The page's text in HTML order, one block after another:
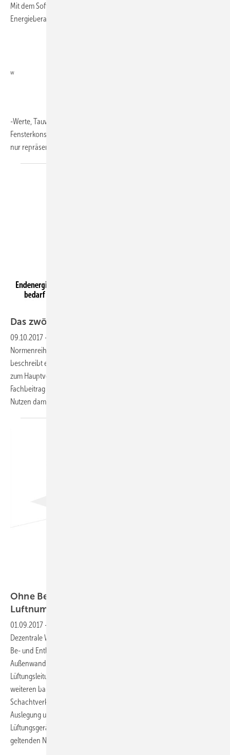
Mit dem Software-Tool Caluwin können Fensterbauer, Architekten,
Energieberater und Baubiologen U
w
-Werte, Tauwasserausfall oder mögliche Energieeinsparungen von
Fensterkonstruktionen berechnen und vergleichen. Während bisher
nur repräsentative Rahmenprofile hinterlegt
Das zwölfte
09.10.2017 -
Normenreihe der DIN V 18599 wurde um den Teil 12 erweitert. Dieser
beschreibt ein Verfahren für Wohngebäude, welches künftig parallel
zum Hauptverfahren angewendet werden kann und soll. Dieser
Fachbeitrag setzt sich kritisch mit der Frage auseinander, welcher
Nutzen damit verbunden ist.
Ohne Berechnung wird die Lüftung zur
Luftnummer
01.09.2017 -
Dezentrale Wohnraum-Lüftungssysteme fördern die zur kontrollierten
Be- und Entlüftung benötigten Luftmengen direkt durch die
Außenwand. Diese Lösung spart den Platz und die Investition für
Lüftungsleitungen, die bei zentraler Wohnraumlüftung zusammen mit
weiteren baulichen Maßnahmen wie Brandschutz oder
Schachtverkleidungen erforderlich sind. Allerdings setzt die richtige
Auslegung und das Bestimmen der erforderlichen Anzahl an
Lüftungsgeräten sorgfältige Planung voraus, wenn das System der
geltenden Norm entsprechen soll.